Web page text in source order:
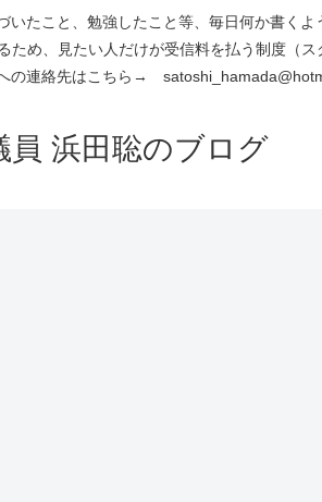
たこと、勉強したこと等、毎日何か書く
め、見たい人だけが受信料を払う制度（
の連絡先はこちら→
員 浜田聡のブログ